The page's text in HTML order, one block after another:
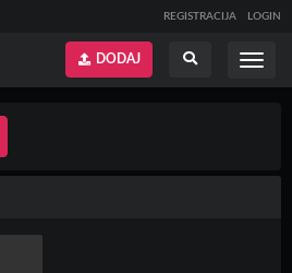
REGISTRACIJA LOGIN
Prikaži
DODAJ